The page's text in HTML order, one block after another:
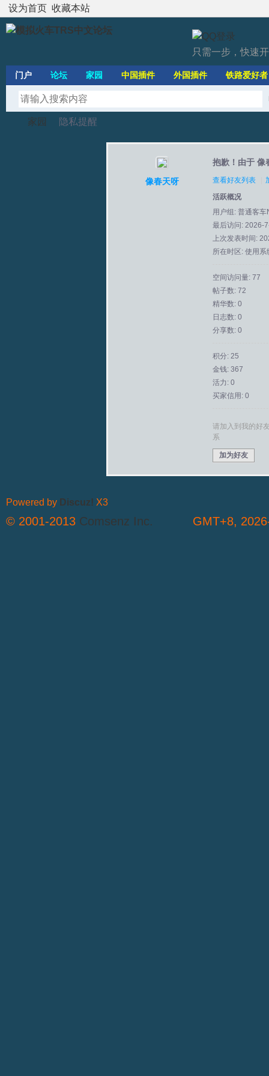
设为首页 收藏本站
只需一步，快速
门户 论坛 家园 中国插件 外国插件 铁路爱好者
家园 隐私提醒
像春天呀
抱歉！由于 像
查看好友列表
活跃概况
用户组: 普通客车
最后访问: 2026-
上次发表时间:
所在时区: 使用系
空间访问量: 77
帖子数: 72
精华数: 0
日志数: 0
分享数: 0
积分: 25
金钱: 367
活力: 0
买家信用: 0
请加入到我的好
系
加为好友
GMT+8,
Powered by Discuz! X3
© 2001-2013 Comsenz Inc.